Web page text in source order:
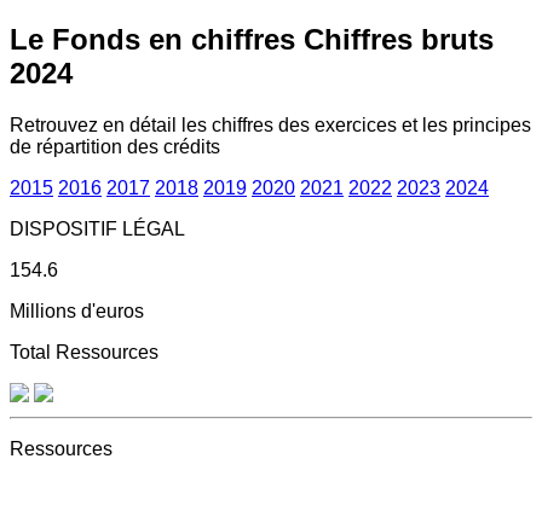
Le Fonds en chiffres Chiffres bruts
2024
Retrouvez en détail les chiffres des exercices et les principes
de répartition des crédits
2015 2016 2017 2018 2019 2020 2021 2022 2023 2024
DISPOSITIF LÉGAL
154.6
Millions d'euros
Total Ressources
Ressources